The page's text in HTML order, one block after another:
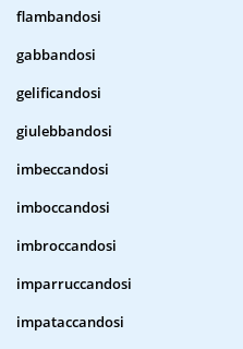
flambandosi
gabbandosi
gelificandosi
giulebbandosi
imbeccandosi
imboccandosi
imbroccandosi
imparruccandosi
impataccandosi